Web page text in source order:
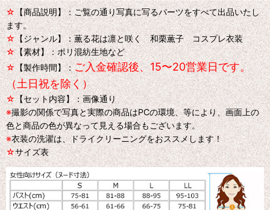
☆【商品説明】：ご覧の通り写真に写るパーツをすべて出品いたし
ます。
☆【ジャンル】：薫る花は凛と咲く 和栗薫子 コスプレ衣装
☆【素材】：ポリ混紡生地など
☆【製作時間】：ご入金確認後、15〜20営業日です。
（土日祝を除く）
☆【セット内容】：画像通り
※撮影の関係で写真と実際の商品はPCの環境、等により、画面上の
色と商品の色が異なって見える場合もございます。
※衣装の洗濯は、ドライクリーニングをおススメします！
☆サイズ表